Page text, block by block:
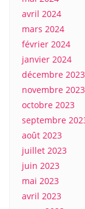
avril 2024
mars 2024
février 2024
janvier 2024
décembre 2023
novembre 2023
octobre 2023
septembre
août 2023
juillet 2023
juin 2023
mai 2023
avril 2023